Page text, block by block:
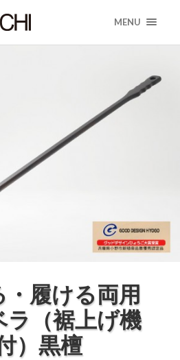
MENU
履ける両用
ラ（裾上げ機
）黒檀